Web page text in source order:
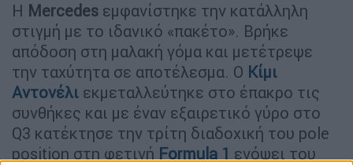
Η Mercedes εμφανίστηκε την κατάλληλη
στιγμή με το ιδανικό «πακέτο». Βρήκε
απόδοση στη μαλακή γόμα και μετέτρεψε
την ταχύτητα σε αποτέλεσμα. Ο Κίμι
Αντονέλι εκμεταλλεύτηκε στο έπακρο τις
συνθήκες και με έναν εξαιρετικό γύρο στο
Q3 κατέκτησε την τρίτη διαδοχική του pole
position στη φετινή Formula 1 ενόψει του